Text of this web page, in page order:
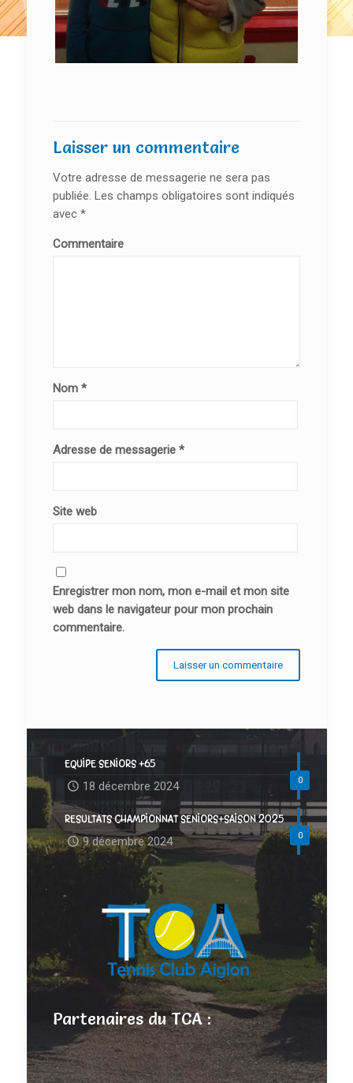
Laisser un commentaire
Votre adresse de messagerie ne sera pas
publiée. Les champs obligatoires sont indiqués
avec *
Commentaire
Nom *
Adresse de messagerie *
Site web
Enregistrer mon nom, mon e-mail et mon site
web dans le navigateur pour mon prochain
commentaire.
0
EQUIPE SENIORS +65
18 décembre 2024
0
RESULTATS CHAMPIONNAT SENIORS+SAISON 2025
9 décembre 2024
Partenaires du TCA :